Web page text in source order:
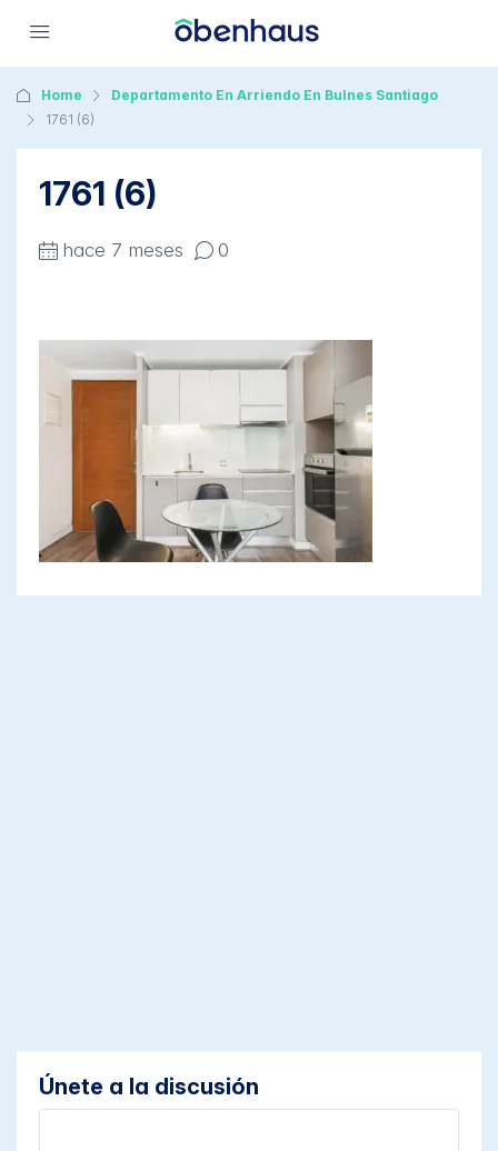
Home
Departamento En Arriendo En Bulnes Santiago
1761 (6)
1761 (6)
hace 7 meses 0
Únete a la discusión